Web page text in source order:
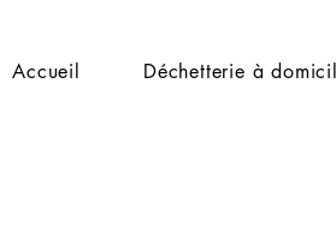
Accueil Déchetterie à